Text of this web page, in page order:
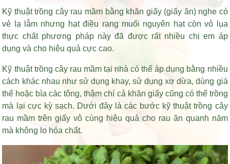
Kỹ thuật trồng cây rau mầm bằng khăn giấy (giấy ăn) nghe có
vẻ lạ lẫm nhưng hạt điều rang muối nguyên hạt còn vỏ lụa
thực chất phương pháp này đã được rất nhiều chị em áp
dụng và cho hiệu quả cực cao.
Kỹ thuật trồng cây rau mầm tại nhà có thể áp dụng bằng nhiều
cách khác nhau như sử dụng khay, sử dụng xơ dừa, dùng giá
thể hoặc bìa các tông, thậm chí cả khăn giấy cũng có thể trồng
mà lại cực kỳ sạch. Dưới đây là các bước kỹ thuật trồng cây
rau mầm trên giấy vô cùng hiệu quả cho rau ăn quanh năm
mà không lo hóa chất.